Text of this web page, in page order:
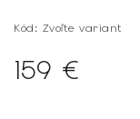
Kód: Zvoľte variant
159 €